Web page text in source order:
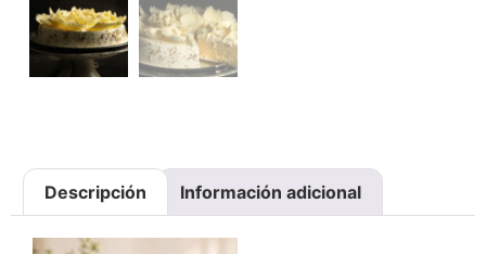
Descripción Información adicional